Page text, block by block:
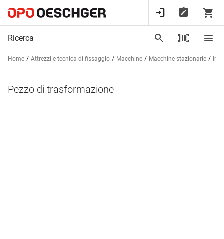
Home Attrezzi e tecnica di fissaggio Macchine Macchine stazionarie
Pezzo di trasformazione